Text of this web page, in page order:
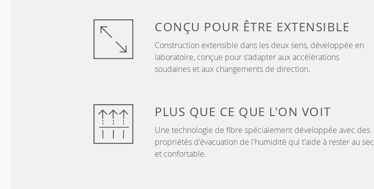
CONÇU POUR ÊTRE EXTENSIBLE
Construction extensible dans les deux sens, développée en
laboratoire, conçue pour s'adapter aux accélérations
soudaines et aux changements de direction.
PLUS QUE CE QUE L'ON VOIT
Une technologie de fibre spécialement développée avec des
propriétés d'évacuation de l'humidité qui t'aide à rester au sec
et confortable.